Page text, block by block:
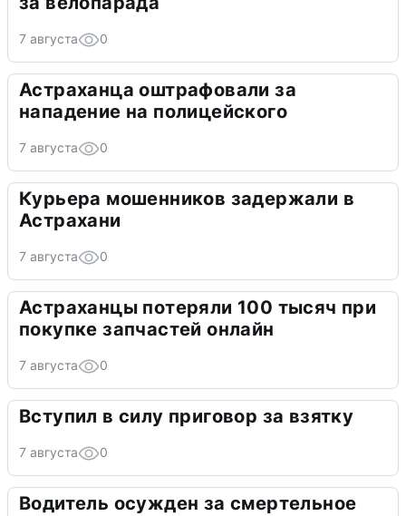
7 августа 0
Астраханца оштрафовали за
нападение на полицейского
7 августа 0
Курьера мошенников задержали в
Астрахани
7 августа 0
Астраханцы потеряли 100 тысяч при
покупке запчастей онлайн
7 августа 0
Вступил в силу приговор за взятку
7 августа 0
Водитель осужден за смертельное